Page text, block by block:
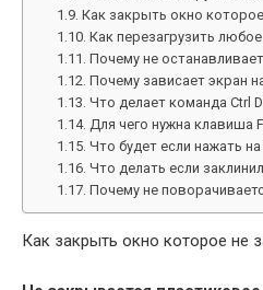
Как закрыть окно
Как перезагрузить
Почему не
Почему зависает экран
Что делает команда Ctrl
Для чего нужна клавиша
Что будет если нажать на
Что делать если
Почему не
Как закрыть окно которое не